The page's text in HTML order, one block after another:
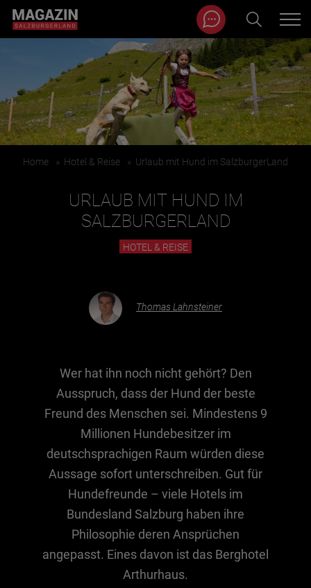
BEITRÄGE IN MEINER NÄHE
Outdoor & Sport
Nachhaltigkeit
Sehenswürdig
Kunst & Kultur
Magazin durchsuchen...
Home » Hotel & Reise » Urlaub mit Hund im SalzburgerLand
URLAUB MIT HUND IM
SALZBURGERLAND
HOTEL & REISE
Thomas Lahnsteiner
Wer hat ihn noch nicht gehört? Den
Ausspruch, dass der Hund der beste
Freund des Menschen sei. Mindestens 9
Millionen Hundebesitzer im
deutschsprachigen Raum würden diese
Aussage sofort unterschreiben. Gut für
Hundefreunde – viele Hotels im
Bundesland Salzburg haben ihre
Philosophie deren Ansprüchen
angepasst. Eines davon ist das Berghotel
Arthurhaus.